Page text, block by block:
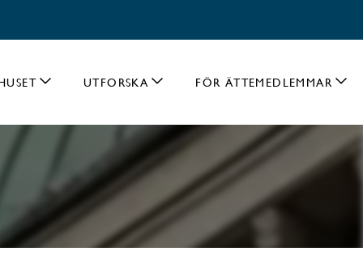
UTFORSKA FÖR ÄTTEMEDLEMMAR